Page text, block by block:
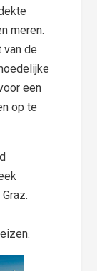
meren.
de
een
op te